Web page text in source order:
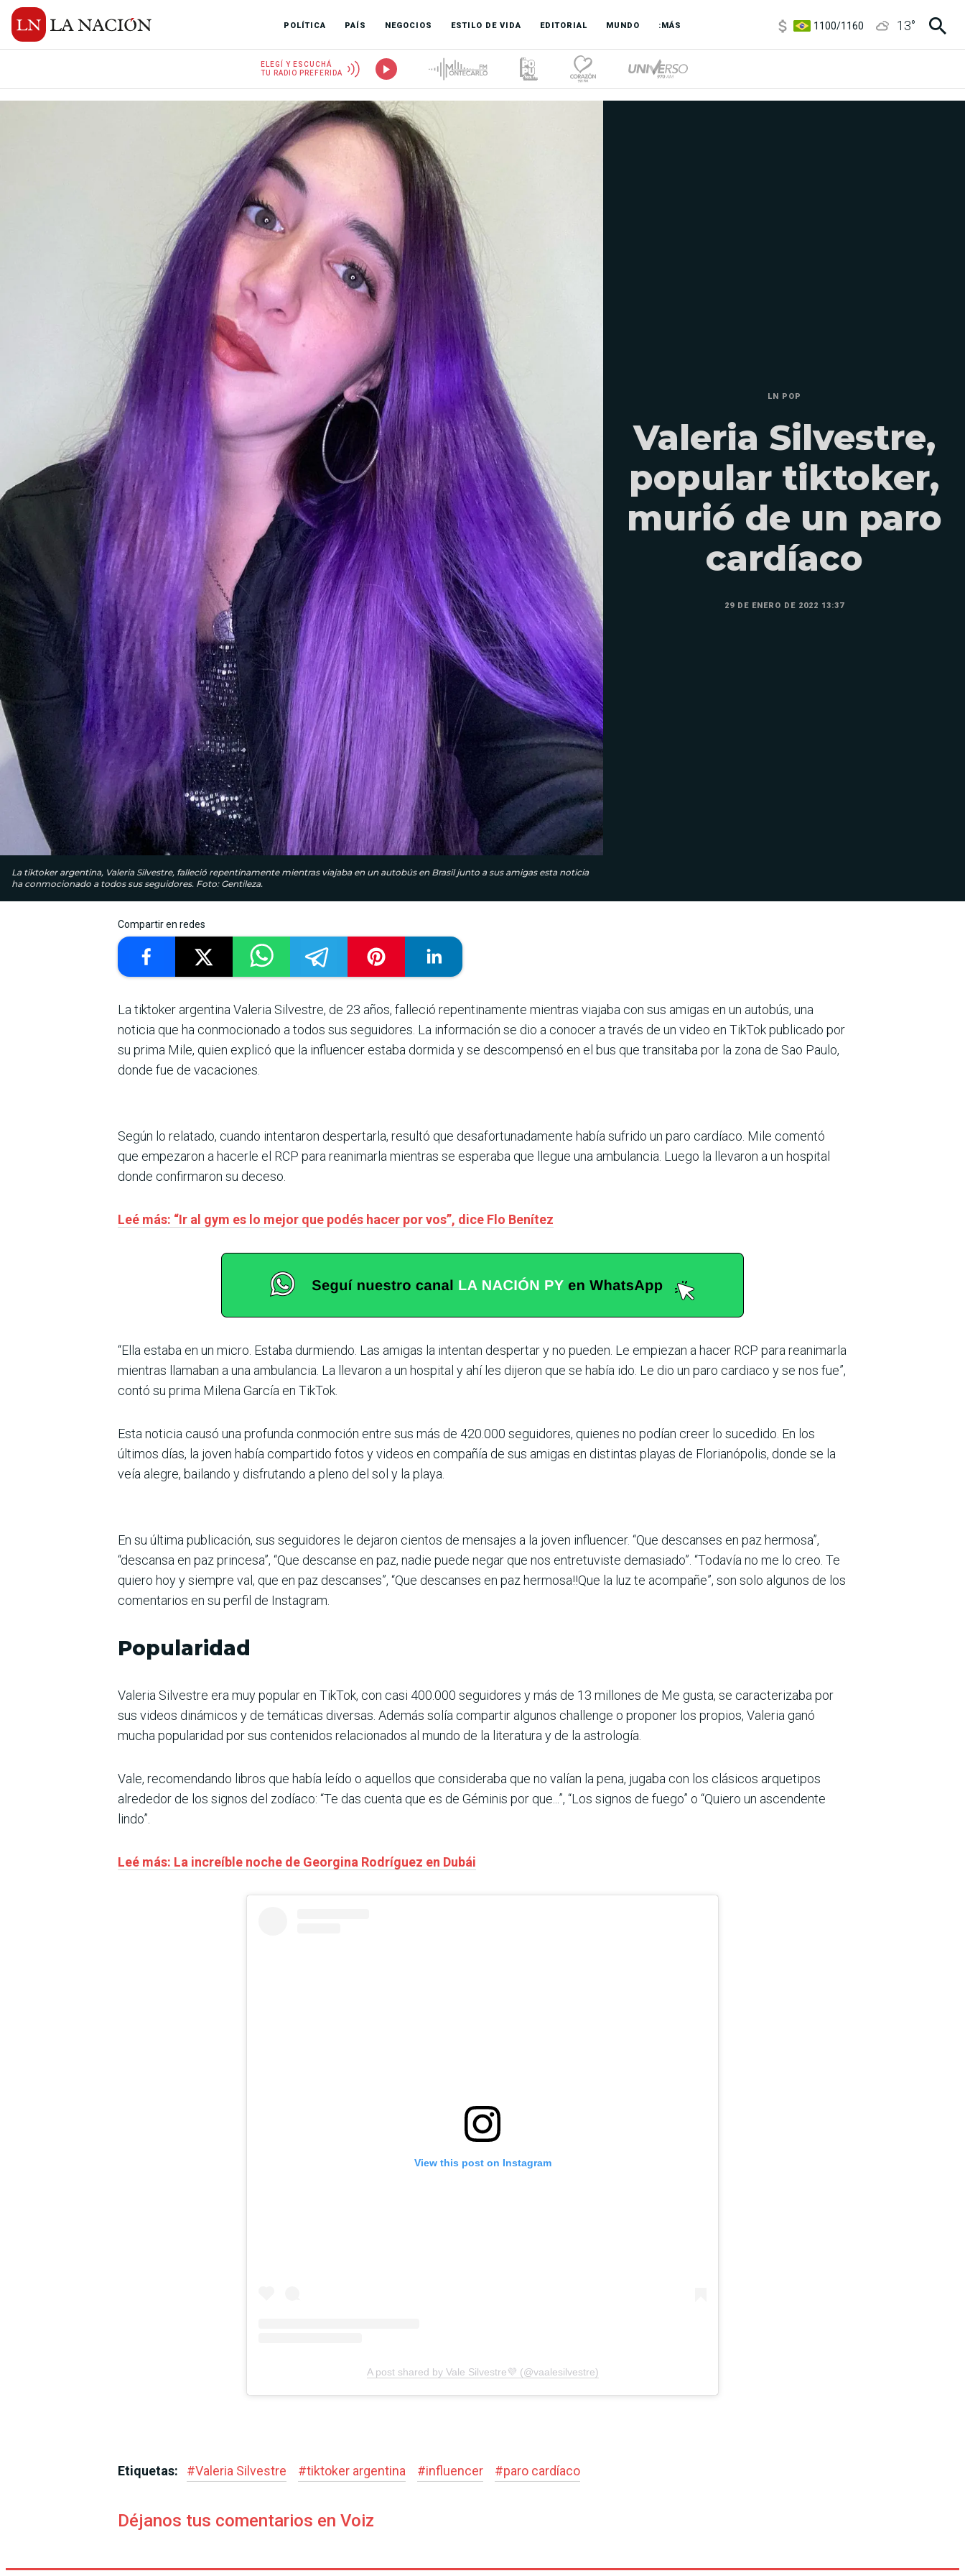
POLÍTICA PAÍS NEGOCIOS ESTILO DE VIDA EDITORIAL MUNDO :MÁS
3,8/4
13°
ELEGÍ Y ESCUCHÁ
TU RADIO PREFERIDA
La tiktoker argentina, Valeria Silvestre, falleció repentinamente mientras viajaba en un autobús en Brasil junto a sus amigas esta noticia
ha conmocionado a todos sus seguidores. Foto: Gentileza.
LN POP
Valeria Silvestre,
popular tiktoker,
murió de un paro
cardíaco
29 DE ENERO DE 2022 13:37
Compartir en redes
La tiktoker argentina Valeria Silvestre, de 23 años, falleció repentinamente mientras viajaba con sus amigas en un autobús, una
noticia que ha conmocionado a todos sus seguidores. La información se dio a conocer a través de un video en TikTok publicado por
su prima Mile, quien explicó que la influencer estaba dormida y se descompensó en el bus que transitaba por la zona de Sao Paulo,
donde fue de vacaciones.
Según lo relatado, cuando intentaron despertarla, resultó que desafortunadamente había sufrido un paro cardíaco. Mile comentó
que empezaron a hacerle el RCP para reanimarla mientras se esperaba que llegue una ambulancia. Luego la llevaron a un hospital
donde confirmaron su deceso.
Leé más: “Ir al gym es lo mejor que podés hacer por vos”, dice Flo Benítez
“Ella estaba en un micro. Estaba durmiendo. Las amigas la intentan despertar y no pueden. Le empiezan a hacer RCP para reanimarla
mientras llamaban a una ambulancia. La llevaron a un hospital y ahí les dijeron que se había ido. Le dio un paro cardiaco y se nos fue”,
contó su prima Milena García en TikTok.
Esta noticia causó una profunda conmoción entre sus más de 420.000 seguidores, quienes no podían creer lo sucedido. En los
últimos días, la joven había compartido fotos y videos en compañía de sus amigas en distintas playas de Florianópolis, donde se la
veía alegre, bailando y disfrutando a pleno del sol y la playa.
En su última publicación, sus seguidores le dejaron cientos de mensajes a la joven influencer. “Que descanses en paz hermosa”,
“descansa en paz princesa”, “Que descanse en paz, nadie puede negar que nos entretuviste demasiado”. “Todavía no me lo creo. Te
quiero hoy y siempre val, que en paz descanses”, “Que descanses en paz hermosa!!Que la luz te acompañe”, son solo algunos de los
comentarios en su perfil de Instagram.
Popularidad
Valeria Silvestre era muy popular en TikTok, con casi 400.000 seguidores y más de 13 millones de Me gusta, se caracterizaba por
sus videos dinámicos y de temáticas diversas. Además solía compartir algunos challenge o proponer los propios, Valeria ganó
mucha popularidad por sus contenidos relacionados al mundo de la literatura y de la astrología.
Vale, recomendando libros que había leído o aquellos que consideraba que no valían la pena, jugaba con los clásicos arquetipos
alrededor de los signos del zodíaco: “Te das cuenta que es de Géminis por que...”, “Los signos de fuego” o “Quiero un ascendente
lindo”.
Leé más: La increíble noche de Georgina Rodríguez en Dubái
View this post on Instagram
A post shared by Vale Silvestre💜 (@vaalesilvestre)
Etiquetas: #Valeria Silvestre #tiktoker argentina #influencer #paro cardíaco
Déjanos tus comentarios en Voiz